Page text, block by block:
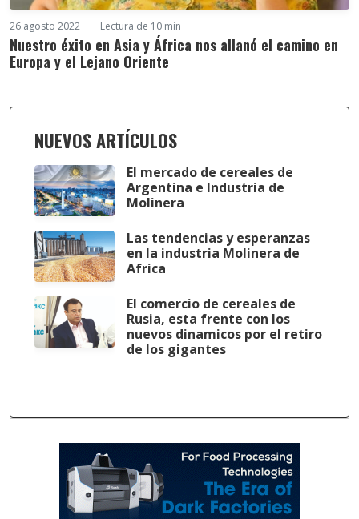
26 agosto 2022 Lectura de 10 min
Nuestro éxito en Asia y África nos allanó el camino en
Europa y el Lejano Oriente
NUEVOS ARTÍCULOS
El mercado de cereales de
Argentina e Industria de
Molinera
Las tendencias y esperanzas
en la industria Molinera de
Africa
El comercio de cereales de
Rusia, esta frente con los
nuevos dinamicos por el retiro
de los gigantes